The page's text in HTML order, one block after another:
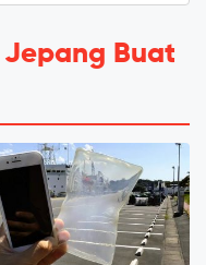
Jepang Buat